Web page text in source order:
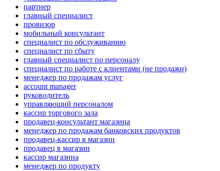
партнер
главный специалист
провизор
мобильный консультант
специалист по обслуживанию
специалист по сбыту
главный специалист по персоналу
специалист по работе с клиентами (не продажи)
менеджер по продажам услуг
account manager
руководитель
управляющий персоналом
кассир торгового зала
продавец-консультант магазина
менеджер по продажам банковских продуктов
продавец-кассир в магазин
продавец в магазин
кассир магазина
менеджер по продукту